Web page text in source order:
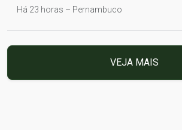
Há 23 horas – Pernambuco
VEJA MAIS